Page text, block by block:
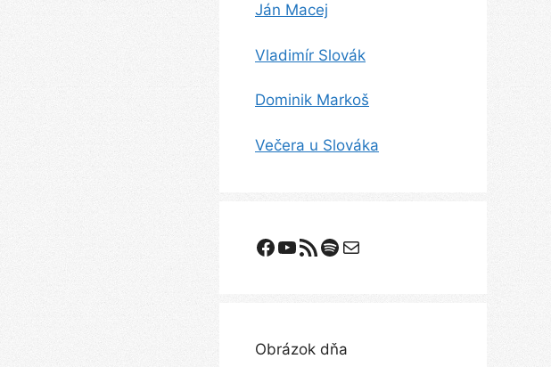
Ján Macej
Vladimír Slovák
Dominik Markoš
Večera u Slováka
Facebook
YouTube
Odoberanie RSSSpotify
E-mail
Obrázok dňa